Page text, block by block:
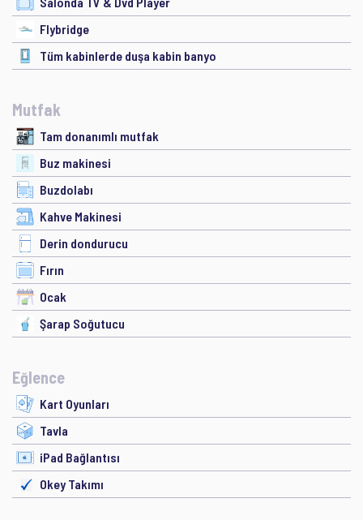
Flybridge
Tüm kabinlerde duşa kabin banyo
Mutfak
Tam donanımlı mutfak
Buz makinesi
Buzdolabı
Kahve Makinesi
Derin dondurucu
Fırın
Ocak
Şarap Soğutucu
Eğlence
Kart Oyunları
Tavla
iPad Bağlantısı
Okey Takımı